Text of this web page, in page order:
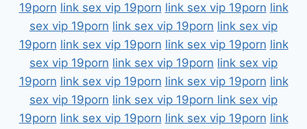
19porn link sex vip 19porn link sex vip 19porn link
sex vip 19porn link sex vip 19porn link sex vip
19porn link sex vip 19porn link sex vip 19porn link
sex vip 19porn link sex vip 19porn link sex vip
19porn link sex vip 19porn link sex vip 19porn link
sex vip 19porn link sex vip 19porn link sex vip
19porn link sex vip 19porn link sex vip 19porn link